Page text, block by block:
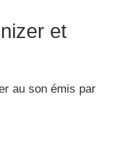
et
au son émis par